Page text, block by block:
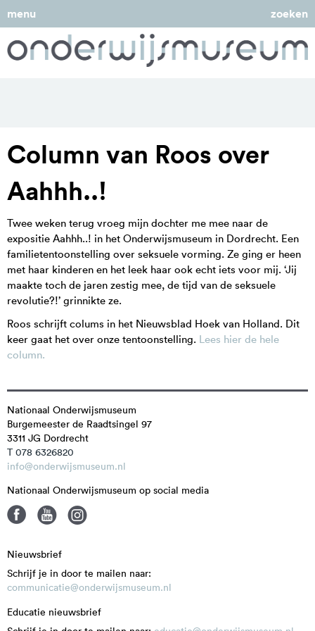
menu zoeken
Column van Roos over
Aahhh..!
Twee weken terug vroeg mijn dochter me mee naar de
expositie Aahhh..! in het Onderwijsmuseum in Dordrecht. Een
familietentoonstelling over seksuele vorming. Ze ging er heen
met haar kinderen en het leek haar ook echt iets voor mij. ‘Jij
maakte toch de jaren zestig mee, de tijd van de seksuele
revolutie?!’ grinnikte ze.
Roos schrijft colums in het Nieuwsblad Hoek van Holland. Dit
keer gaat het over onze tentoonstelling. Lees hier de hele
column.
Nationaal Onderwijsmuseum
Burgemeester de Raadtsingel 97
3311 JG Dordrecht
T 078 6326820
info@onderwijsmuseum.nl
Nationaal Onderwijsmuseum op social media
Nieuwsbrief
Schrijf je in door te mailen naar:
communicatie@onderwijsmuseum.nl
Educatie nieuwsbrief